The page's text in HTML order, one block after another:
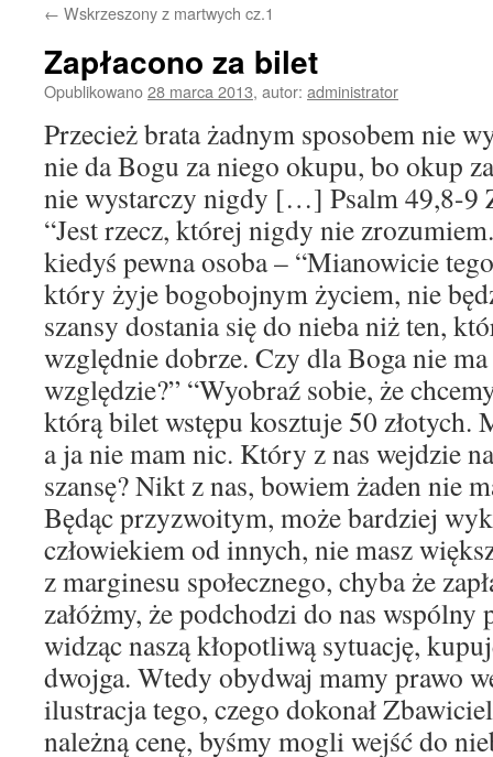
treści
← Wskrzeszony z martwych cz.1
Zapłacono za bilet
Opublikowano28 marca 2013, autor: administrator
Przecież brata żadnym sposobem nie
nie da Bogu za niego okupu, bo okup
nie wystarczy nigdy […] Psalm 49,8-9
“Jest rzecz, której nigdy nie
kiedyś pewna osoba – “Mianowicie
który żyje bogobojnym życiem, nie
szansy dostania się do nieba niż ten,
względnie dobrze. Czy dla Boga nie
względzie?” “Wyobraź sobie, że
którą bilet wstępu kosztuje 50 złotych.
a ja nie mam nic. Który z nas wejdzie
szansę? Nikt z nas, bowiem żaden nie
Będąc przyzwoitym, może bardziej
człowiekiem od innych, nie masz
z marginesu społecznego, chyba że
załóżmy, że podchodzi do nas
widząc naszą kłopotliwą sytuację,
dwojga. Wtedy obydwaj mamy prawo
ilustracja tego, czego dokonał
należną cenę, byśmy mogli wejść do